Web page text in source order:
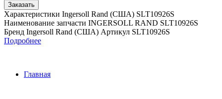
Заказать
Характеристики Ingersoll Rand (США) SLT10926S
Наименование запчасти INGERSOLL RAND SLT10926S
Бренд Ingersoll Rand (США) Артикул SLT10926S
Подробнее
Главная